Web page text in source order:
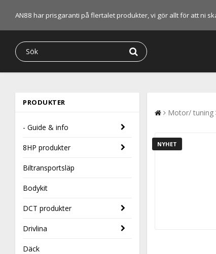
AN88 har prisgaranti på flertalet produkter, vi gör allt för att ni
PRODUKTER
- Guide & info
8HP produkter
Biltransportsläp
Bodykit
DCT produkter
Drivlina
Däck
Motor/ tuning
NYHET